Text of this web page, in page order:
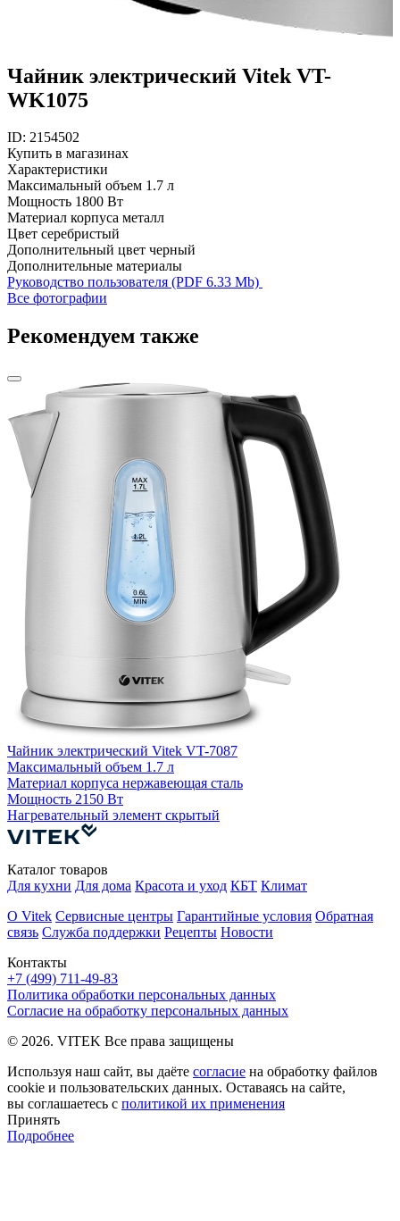
Чайник электрический Vitek VT-
WK1075
ID: 2154502
Купить в магазинах
Характеристики
Максимальный объем 1.7 л
Мощность 1800 Вт
Материал корпуса металл
Цвет серебристый
Дополнительный цвет черный
Дополнительные материалы
Руководство пользователя (PDF 6.33 Mb)
Все фотографии
Рекомендуем также
Чайник электрический Vitek VT-7087
Максимальный объем 1.7 л
Материал корпуса нержавеющая сталь
Мощность 2150 Вт
Нагревательный элемент скрытый
Контакты
+7 (499) 711-49-83
Каталог товаров
Для кухни Для дома Красота и уход КБТ Климат
О Vitek Сервисные центры Гарантийные условия Обратная
связь Служба поддержки Рецепты Новости
Политика обработки персональных данных
Согласие на обработку персональных данных
© 2026. VITEK Все права защищены
Используя наш сайт, вы даёте согласие на обработку файлов
cookie и пользовательских данных. Оставаясь на сайте,
вы соглашаетесь с политикой их применения
Принять
Подробнее